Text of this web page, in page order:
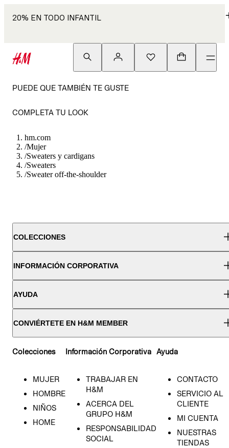
20% EN TODO INFANTIL
PUEDE QUE TAMBIÉN TE GUSTE
COMPLETA TU LOOK
hm.com
/Mujer
/Sweaters y cardigans
/Sweaters
/Sweater off-the-shoulder
COLECCIONES
INFORMACIÓN CORPORATIVA
AYUDA
CONVIÉRTETE EN H&M MEMBER
Colecciones
MUJER
HOMBRE
NIÑOS
HOME
Información Corporativa
TRABAJAR EN
H&M
ACERCA DEL
GRUPO H&M
RESPONSABILIDAD
SOCIAL
Ayuda
CONTACTO
SERVICIO AL
CLIENTE
MI CUENTA
NUESTRAS
TIENDAS